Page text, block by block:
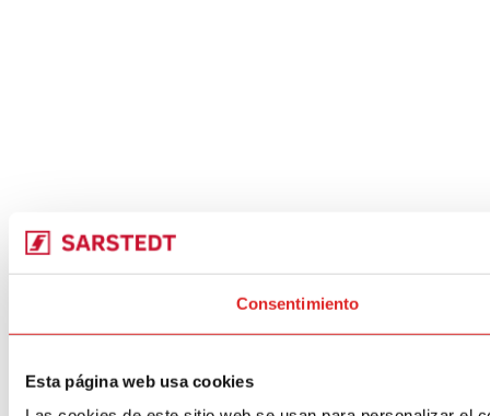
Consentimiento
Esta página web usa cookies